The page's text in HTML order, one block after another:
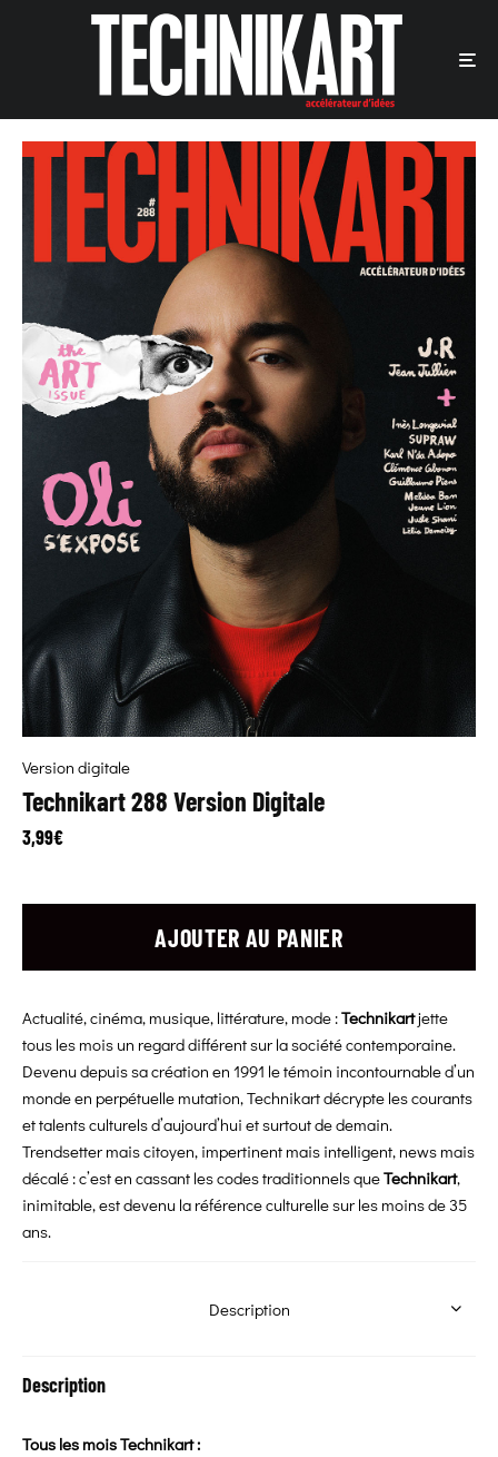
Version digitale
Technikart 288 Version Digitale
3,99€
Actualité, cinéma, musique, littérature, mode :Technikartjette
tous les mois un regard différent sur la société contemporaine.
Devenu depuis sa création en 1991 le témoin incontournable d’un
monde en perpétuelle mutation, Technikart décrypte les courants
et talents culturels d’aujourd’hui et surtout de demain.
Trendsetter mais citoyen, impertinent mais intelligent, news mais
décalé : c’est en cassant les codes traditionnels queTechnikart,
inimitable, est devenu la référence culturelle sur les moins de 35
ans.
AJOUTER AU PANIER
Description
Description
Tous les mois Technikart :